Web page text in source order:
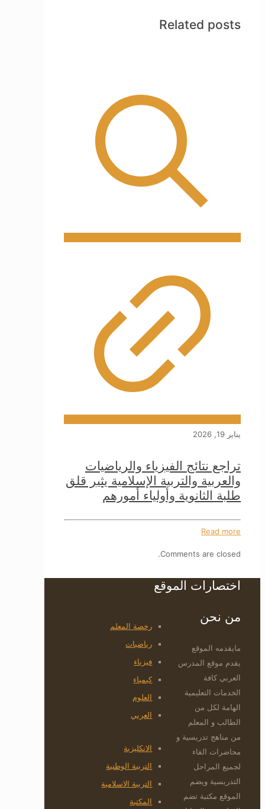
Related posts
يناير 19, 2026
تراجع نتائج الفيزياء والرياضيات
والعربية والتربية الإسلامية يثير قلق
طلبة الثانوية وأولياء أمورهم
Read more
Comments are closed.
اختصارات الموقع
رخصة المعلم
رياضيات
فيزياء
كيمياء
العلوم
العربي
الانكليزية
التربية الوطنية
التربية الاسلامية
المكتبة
من نحن
مايقدمه الموقع
يقدم موقع المدرس
العربي كافة
الخدمات التعليمية
الهامة لكل من
الطالب و المعلم
من مناهج تدريسية و
محاضرات القاء
لجميع المراحل
التدريسية ويضم
الموقع مكتبة تضم